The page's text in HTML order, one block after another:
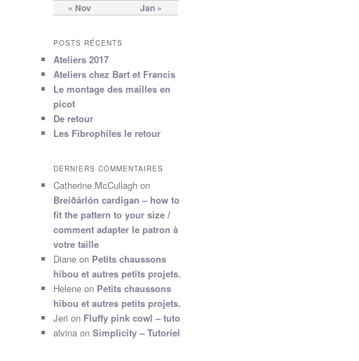
« Nov Jan »
POSTS RÉCENTS
Ateliers 2017
Ateliers chez Bart et Francis
Le montage des mailles en
picot
De retour
Les Fibrophiles le retour
DERNIERS COMMENTAIRES
Catherine McCullagh on
Breiðárlón cardigan – how to
fit the pattern to your size /
comment adapter le patron à
votre taille
Diane on Petits chaussons
hibou et autres petits projets.
Helene on Petits chaussons
hibou et autres petits projets.
Jeri on Fluffy pink cowl – tuto
alvina on Simplicity – Tutoriel